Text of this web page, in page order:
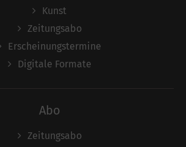
Kunst
Zeitungsabo
Erscheinungstermine
Digitale Formate
Abo
Zeitungsabo